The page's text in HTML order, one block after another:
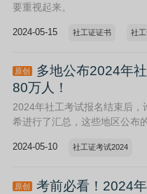
要重视起来。
2024-05-15 社工证证书 社
原创
多地公布2024年
80万人！
2024年社工考试报名结束后
希进行了汇总，这些地区公布
2024-05-10 社工证考试2024
原创
考前必看！2024